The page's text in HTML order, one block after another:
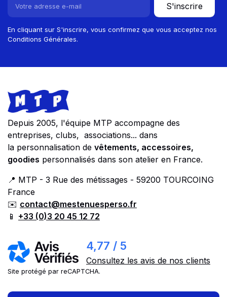
S'inscrire
En cliquant sur S'inscrire, vous confirmez que vous acceptez nos
Conditions Générales.
Footer
Store information
Depuis 2005, l'équipe MTP accompagne des
entreprises, clubs, associations... dans
la personnalisation de vêtements, accessoires,
goodies personnalisés dans son atelier en France.
📍 MTP - 3 Rue des métissages - 59200 TOURCOING
France
✉️ contact@mestenuesperso.fr
📱 +33 (0)3 20 45 12 72
4,77 / 5
Consultez les avis de nos clients
Site protégé par reCAPTCHA.